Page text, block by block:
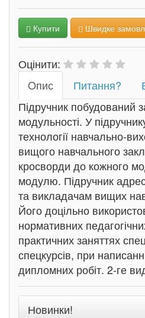
Купити Швидке
Оцінити:
Oпис
Питання?
Підручник побудований
модульності. У
технології навчально-
вищого навчального
кросворди до кожного
модулю. Підручник
та викладачам вищих
Його доцільно
нормативних
практичних заняттях
спецкурсів, при
дипломних робіт. 2-ге
Новинки!